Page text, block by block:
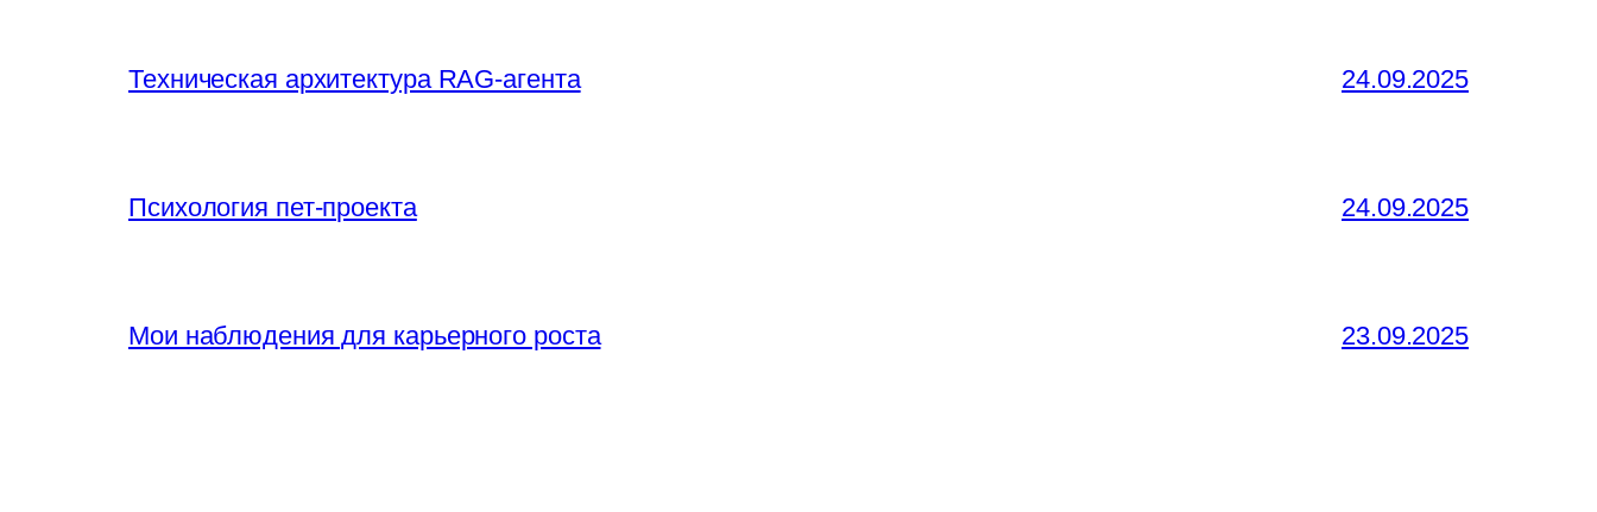
Техническая архитектура RAG-агента 24.09.2025
Психология пет-проекта 24.09.2025
Мои наблюдения для карьерного роста 23.09.2025